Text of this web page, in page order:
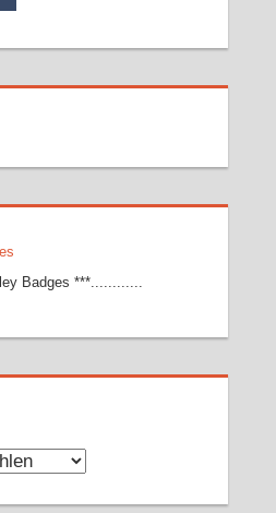
Badges ***............